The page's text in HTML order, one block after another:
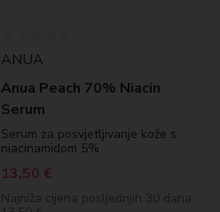
ANUA
Anua Peach 70% Niacin
Serum
Serum za posvjetljivanje kože s
niacinamidom 5%
13,50 €
Najniža cijena posljednjih 30 dana: